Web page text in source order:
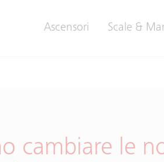
Ascensori Scale &
cambiare le